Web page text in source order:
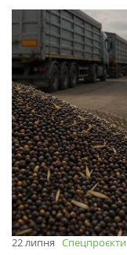
22 липня Спецпроєкти